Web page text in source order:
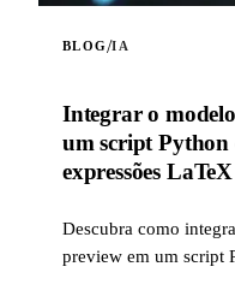
BLOG/IA
Integrar o
um script Python
expressões LaTeX
Descubra como
preview em um script